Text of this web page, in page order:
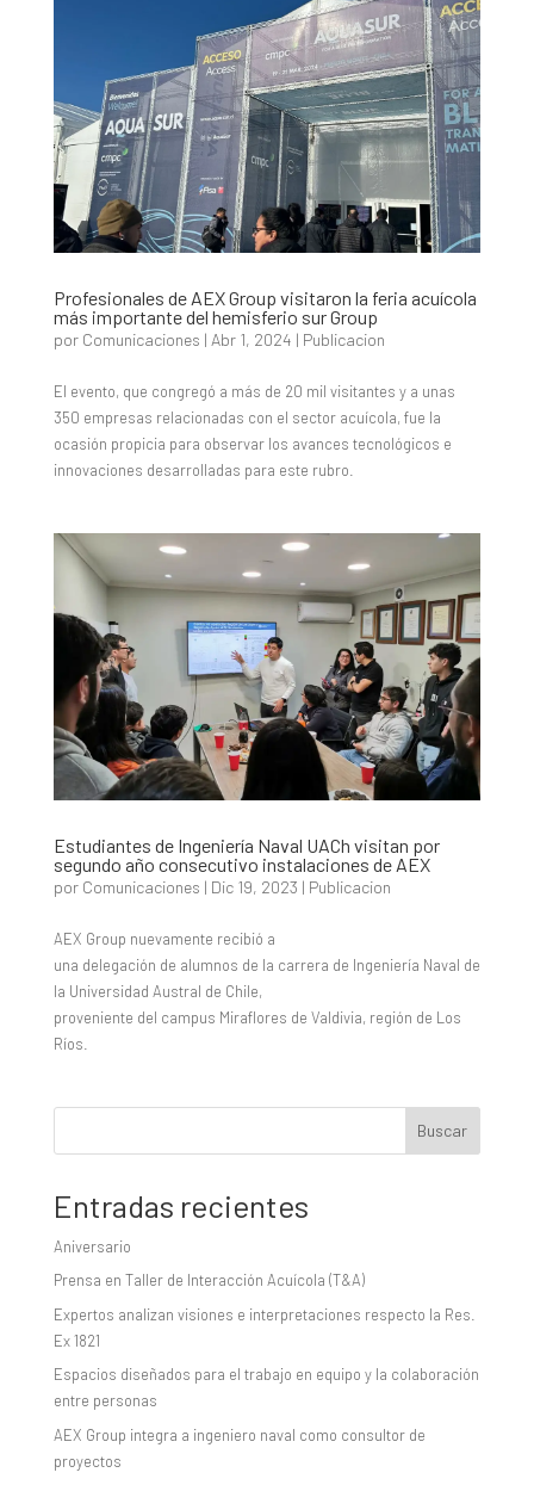
Profesionales de AEX Group visitaron la feria acuícola
más importante del hemisferio sur Group
por Comunicaciones | Abr 1, 2024 | Publicacion
El evento, que congregó a más de 20 mil visitantes y a unas
350 empresas relacionadas con el sector acuícola, fue la
ocasión propicia para observar los avances tecnológicos e
innovaciones desarrolladas para este rubro.
Estudiantes de Ingeniería Naval UACh visitan por
segundo año consecutivo instalaciones de AEX
por Comunicaciones | Dic 19, 2023 | Publicacion
AEX Group nuevamente recibió a
una delegación de alumnos de la carrera de Ingeniería Naval de
la Universidad Austral de Chile,
proveniente del campus Miraflores de Valdivia, región de Los
Ríos.
Buscar
Entradas recientes
Aniversario
Prensa en Taller de Interacción Acuícola (T&A)
Expertos analizan visiones e interpretaciones respecto la Res.
Ex 1821
Espacios diseñados para el trabajo en equipo y la colaboración
entre personas
AEX Group integra a ingeniero naval como consultor de
proyectos